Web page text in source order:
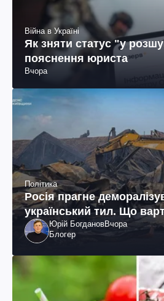
Війна в Україні
Як зняти статус "у
пояснення юриста
Вчора
Політика
Росія прагне
український тил. Що
Юрій БогдановВчора
Блогер